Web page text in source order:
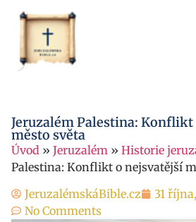
Jeruzalém Palestina:
město světa
Úvod » Jeruzalém » Historie
Palestina: Konflikt o nejsvatější
JeruzalémskáBible.cz
31
No Comments